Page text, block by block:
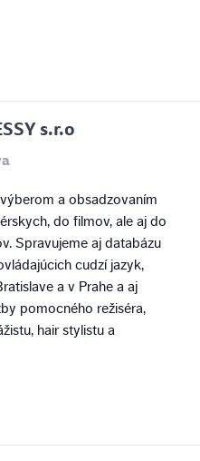
s.r.o
a obsadzovaním
do filmov, ale aj do
Spravujeme aj databázu
cudzí jazyk,
a v Prahe a aj
pomocného režiséra,
hair stylistu a